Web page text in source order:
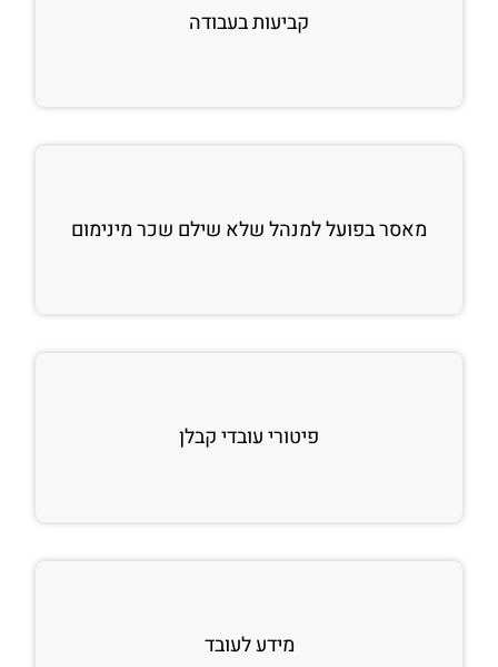
קביעות בעבודה
מאסר בפועל למנהל שלא שילם שכר מינימום
פיטורי עובדי קבלן
מידע לעובד